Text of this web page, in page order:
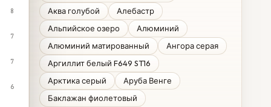
8
7
7
6
Аква голубой
Алебастр
Альпийское озеро
Алюминий
Алюминий матированный
Ангора серая
Аргиллит белый F649 ST16
Арктика серый
Аруба Венге
Баклажан фиолетовый